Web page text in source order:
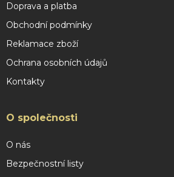
Doprava a platba
Obchodní podmínky
Reklamace zboží
Ochrana osobních údajů
Kontakty
O společnosti
O nás
Bezpečnostní listy